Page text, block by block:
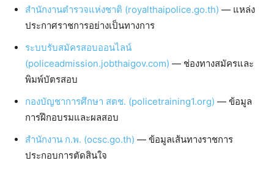
สำนักงานตำรวจแห่งชาติ (royalthaipolice.go.th) — แหล่ง
ประกาศราชการอย่างเป็นทางการ
ระบบรับสมัครสอบออนไลน์
(policeadmission.jobthaigov.com) — ช่องทางสมัครและ
พิมพ์บัตรสอบ
กองบัญชาการศึกษา สตช. (policetraining1.org) — ข้อมูล
การฝึกอบรมและผลสอบ
สำนักงาน ก.พ. (ocsc.go.th) — ข้อมูลเส้นทางราชการ
ประกอบการตัดสินใจ